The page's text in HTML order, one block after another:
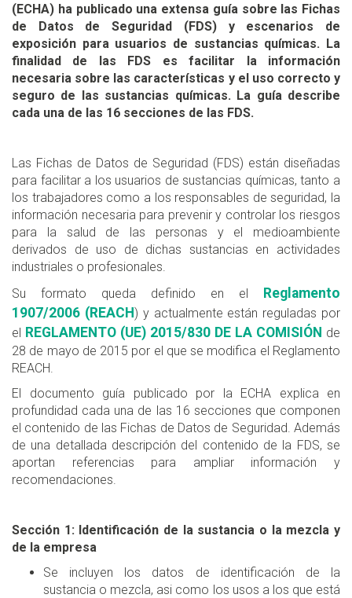
(ECHA) ha publicado una extensa guía sobre las Fichas
de Datos de Seguridad (FDS) y escenarios de
exposición para usuarios de sustancias químicas. La
finalidad de las FDS es facilitar la información
necesaria sobre las características y el uso correcto y
seguro de las sustancias químicas. La guía describe
cada una de las 16 secciones de las FDS.
Las Fichas de Datos de Seguridad (FDS) están diseñadas
para facilitar a los usuarios de sustancias químicas, tanto a
los trabajadores como a los responsables de seguridad, la
información necesaria para prevenir y controlar los riesgos
para la salud de las personas y el medioambiente
derivados de uso de dichas sustancias en actividades
industriales o profesionales.
Su formato queda definido en el Reglamento
1907/2006 (REACH) y actualmente están reguladas por
el REGLAMENTO (UE) 2015/830 DE LA COMISIÓN de
28 de mayo de 2015 por el que se modifica el Reglamento
REACH.
El documento guía publicado por la ECHA explica en
profundidad cada una de las 16 secciones que componen
el contenido de las Fichas de Datos de Seguridad. Además
de una detallada descripción del contenido de la FDS, se
aportan referencias para ampliar información y
recomendaciones.
Sección 1: Identificación de la sustancia o la mezcla y
de la empresa
Se incluyen los datos de identificación de la
sustancia o mezcla, asi como los usos a los que está